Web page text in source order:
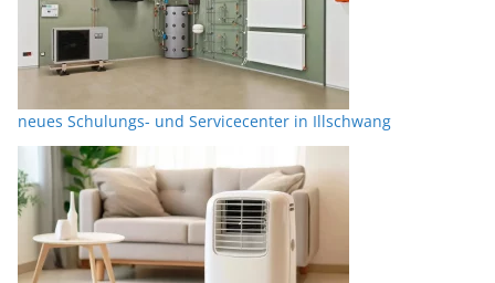
neues Schulungs- und Servicecenter in Illschwang